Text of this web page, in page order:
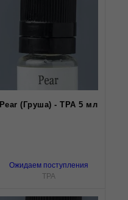
Pear (Груша) - TPA 5 мл
Ожидаем поступления
TPA